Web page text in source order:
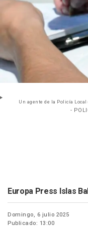
Un agente de la Policía
-
Europa Press Islas
Domingo, 6 julio 2025
Publicado: 13:00